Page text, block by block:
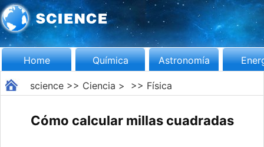
Home Química Astronomía
science>> Ciencia > >> Física
Cómo calcular millas cuadradas